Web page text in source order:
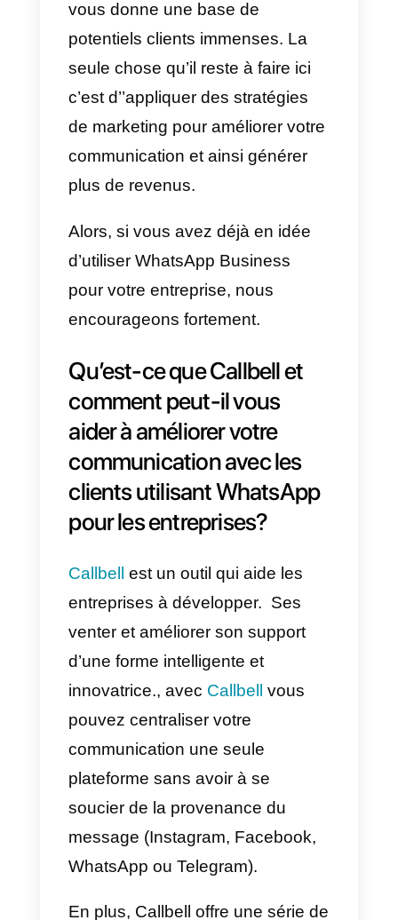
faciles à utiliser.
Par exemple, certaines
personnes peuvent envoyer des
messages à l’entreprise et
recevoir des réponses en temps
des situations. En plus, ils
peuvent aussi rechercher les
informations sur l’entreprise, ainsi
que des produits et services
vendus par celle-ci.
Nombreuses applis de
messagerie, WhatsApp inclus,
permettent aux personnes de
transactions en ligne, ce qui
permet d’acheter des produits et
services de manière rapide et
efficiente.
Devrais-je utiliser
WhatsAppBusiness?
La réponse est oui, chaque
entreprise en 2023 devrait utiliser